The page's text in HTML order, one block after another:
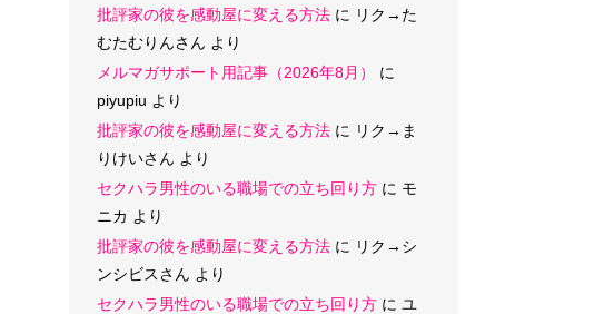
批評家の彼を感動屋に変える方法 に リク→た
むたむりんさん より
メルマガサポート用記事（2026年8月）
に
piyupiu より
批評家の彼を感動屋に変える方法 に リク→ま
りけいさん より
セクハラ男性のいる職場での立ち回り方 に モ
ニカ より
批評家の彼を感動屋に変える方法 に リク→シ
ンシビスさん より
セクハラ男性のいる職場での立ち回り方 に ユ